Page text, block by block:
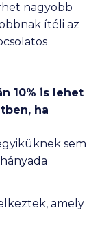
nagyobb
ítéli az
10% is lehet
ha
sem
amely